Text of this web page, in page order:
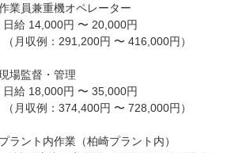
業員兼重機オペレーター
日給 14,000円 〜 20,000円
月収例：291,200円 〜 416,000円）
場監督・管理
日給 18,000円 〜 35,000円
月収例：374,400円 〜 728,000円）
ラント内作業（柏崎プラント内）